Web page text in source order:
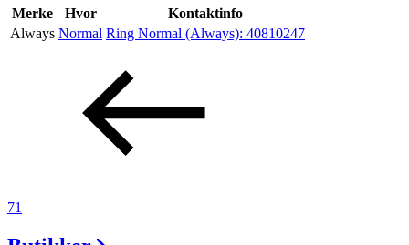
Inspirasjon
Merke
Hvor
Kontaktinfo
Always Normal Ring Normal (Always): 40810247
71